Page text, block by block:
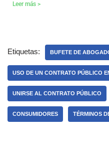
Leer más >
Etiquetas: BUFETE DE
USO DE UN CONTRATO PÚBLICO
UNIRSE AL CONTRATO PÚBLICO
CONSUMIDORES TÉRMINOS